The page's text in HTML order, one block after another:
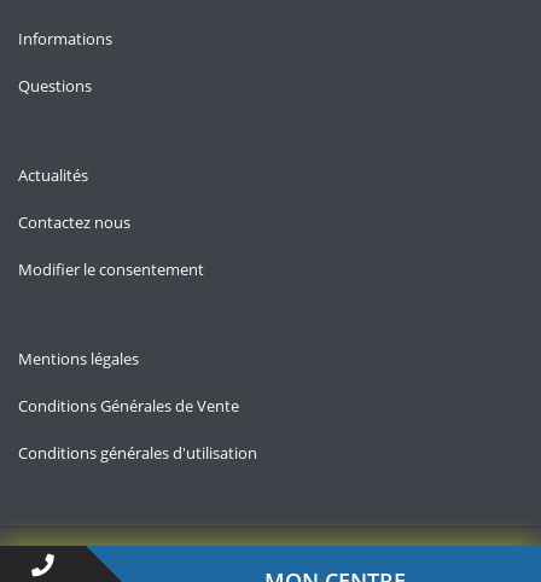
Informations
Questions
Actualités
Contactez nous
Modifier le consentement
Mentions légales
Conditions Générales de Vente
Conditions générales d'utilisation
Copyright © 2026 — Allo-chomage.fr